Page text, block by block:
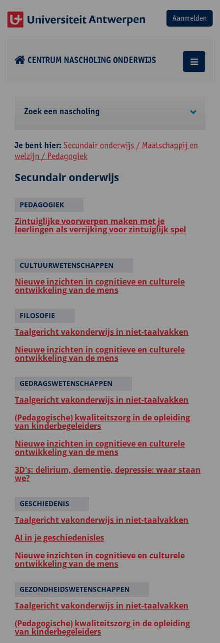
CENTRUM NASCHOLING ONDERWIJS
Zoek een nascholing
Je bent hier: Secundair onderwijs / Maatschappij en
welzijn / Pedagogiek
Secundair onderwijs
PEDAGOGIEK
Zintuiglijke voorwerpen maken met je
leerlingen als verrijking voor zintuiglijk spel
CULTUURWETENSCHAPPEN
Nieuwe inzichten in cognitieve en culturele
ontwikkeling van de mens
FILOSOFIE
Taalgericht vakonderwijs in niet-taalvakken
Nieuwe inzichten in cognitieve en culturele
ontwikkeling van de mens
GEDRAGSWETENSCHAPPEN
Taalgericht vakonderwijs in niet-taalvakken
(Pedagogische) kwaliteitszorg in de opleiding
van kinderbegeleiders
Nieuwe inzichten in cognitieve en culturele
ontwikkeling van de mens
3D's: delirium, dementie, depressie: waar staan
we?
GESCHIEDENIS
Taalgericht vakonderwijs in niet-taalvakken
AI in je geschiedenisles
Nieuwe inzichten in cognitieve en culturele
ontwikkeling van de mens
GEZONDHEIDSWETENSCHAPPEN
Taalgericht vakonderwijs in niet-taalvakken
(Pedagogische) kwaliteitszorg in de opleiding
van kinderbegeleiders